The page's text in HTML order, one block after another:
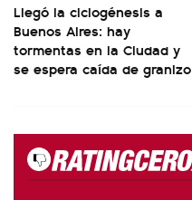
Llegó la ciclogénesis a
Buenos Aires: hay
tormentas en la Ciudad y
se espera caída de granizo